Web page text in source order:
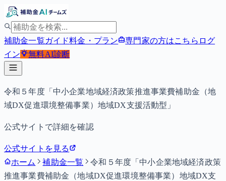
補助金一覧ガイド料金・プラン 専門家の方はこちら ログ
イン
無料AI診断
令和５年度「中小企業地域経済政策推進事業費補助金（地
域DX促進環境整備事業）地域DX支援活動型」
公式サイトで詳細を確認
公式サイトを見る
ホーム
補助金一覧
令和５年度「中小企業地域経済政策
推進事業費補助金（地域DX促進環境整備事業）地域DX支